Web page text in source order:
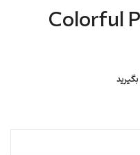
Colorful